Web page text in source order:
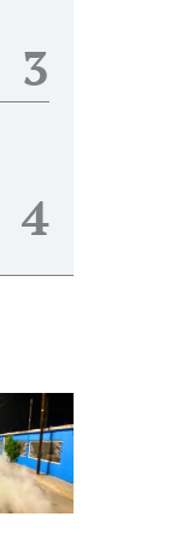
3
4